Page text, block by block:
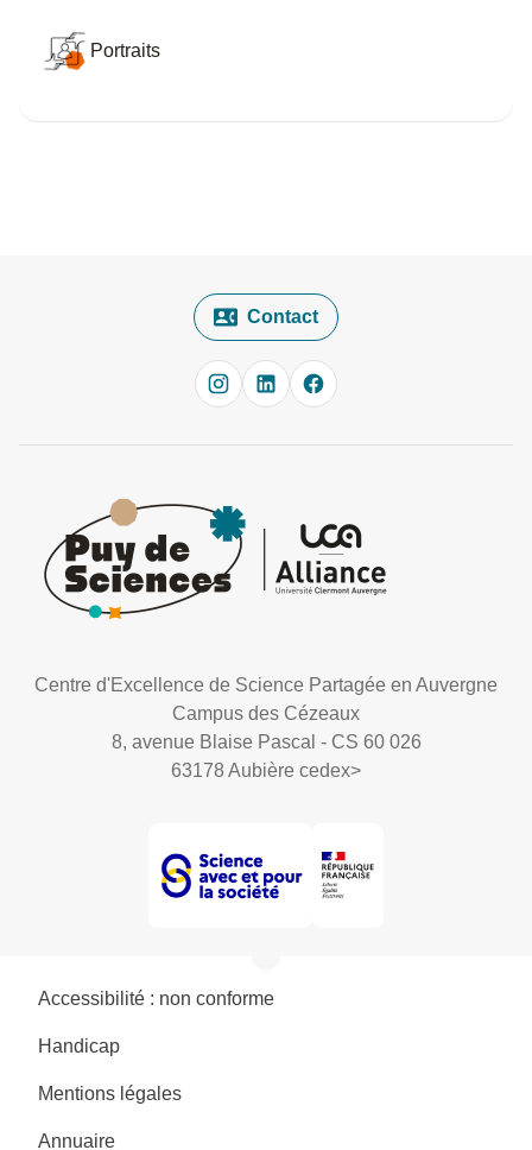
Portraits
Contact
Centre d'Excellence de Science Partagée en Auvergne
Campus des Cézeaux
8, avenue Blaise Pascal - CS 60 026
63178 Aubière cedex>
Accessibilité : non conforme
Handicap
Mentions légales
Annuaire